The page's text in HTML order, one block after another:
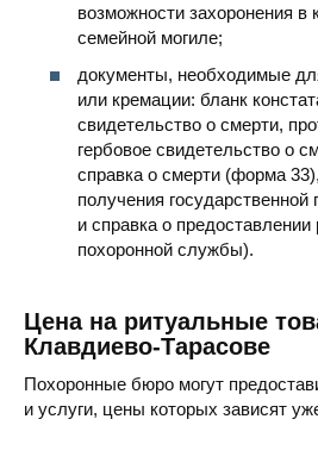
возможности захоронения в
семейной могиле;
документы, необходимые
или кремации: бланк
свидетельство о смерти,
гербовое свидетельство о
справка о смерти (форма
получения
и справка о
похоронной службы).
Цена на ритуальные
Клавдиево-Тарасове
Похоронные бюро могут
и услуги, цены которых зависят